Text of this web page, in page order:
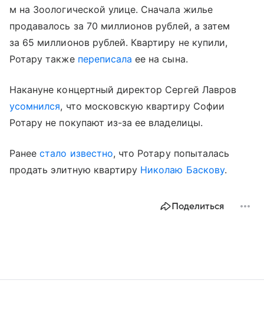
м на Зоологической улице. Сначала жилье
продавалось за 70 миллионов рублей, а затем
за 65 миллионов рублей. Квартиру не купили,
Ротару также переписала ее на сына.
Накануне концертный директор Сергей Лавров
усомнился, что московскую квартиру Софии
Ротару не покупают из-за ее владелицы.
Ранеестало известно, что Ротару попыталась
продать элитную квартиру Николаю Баскову.
Поделиться